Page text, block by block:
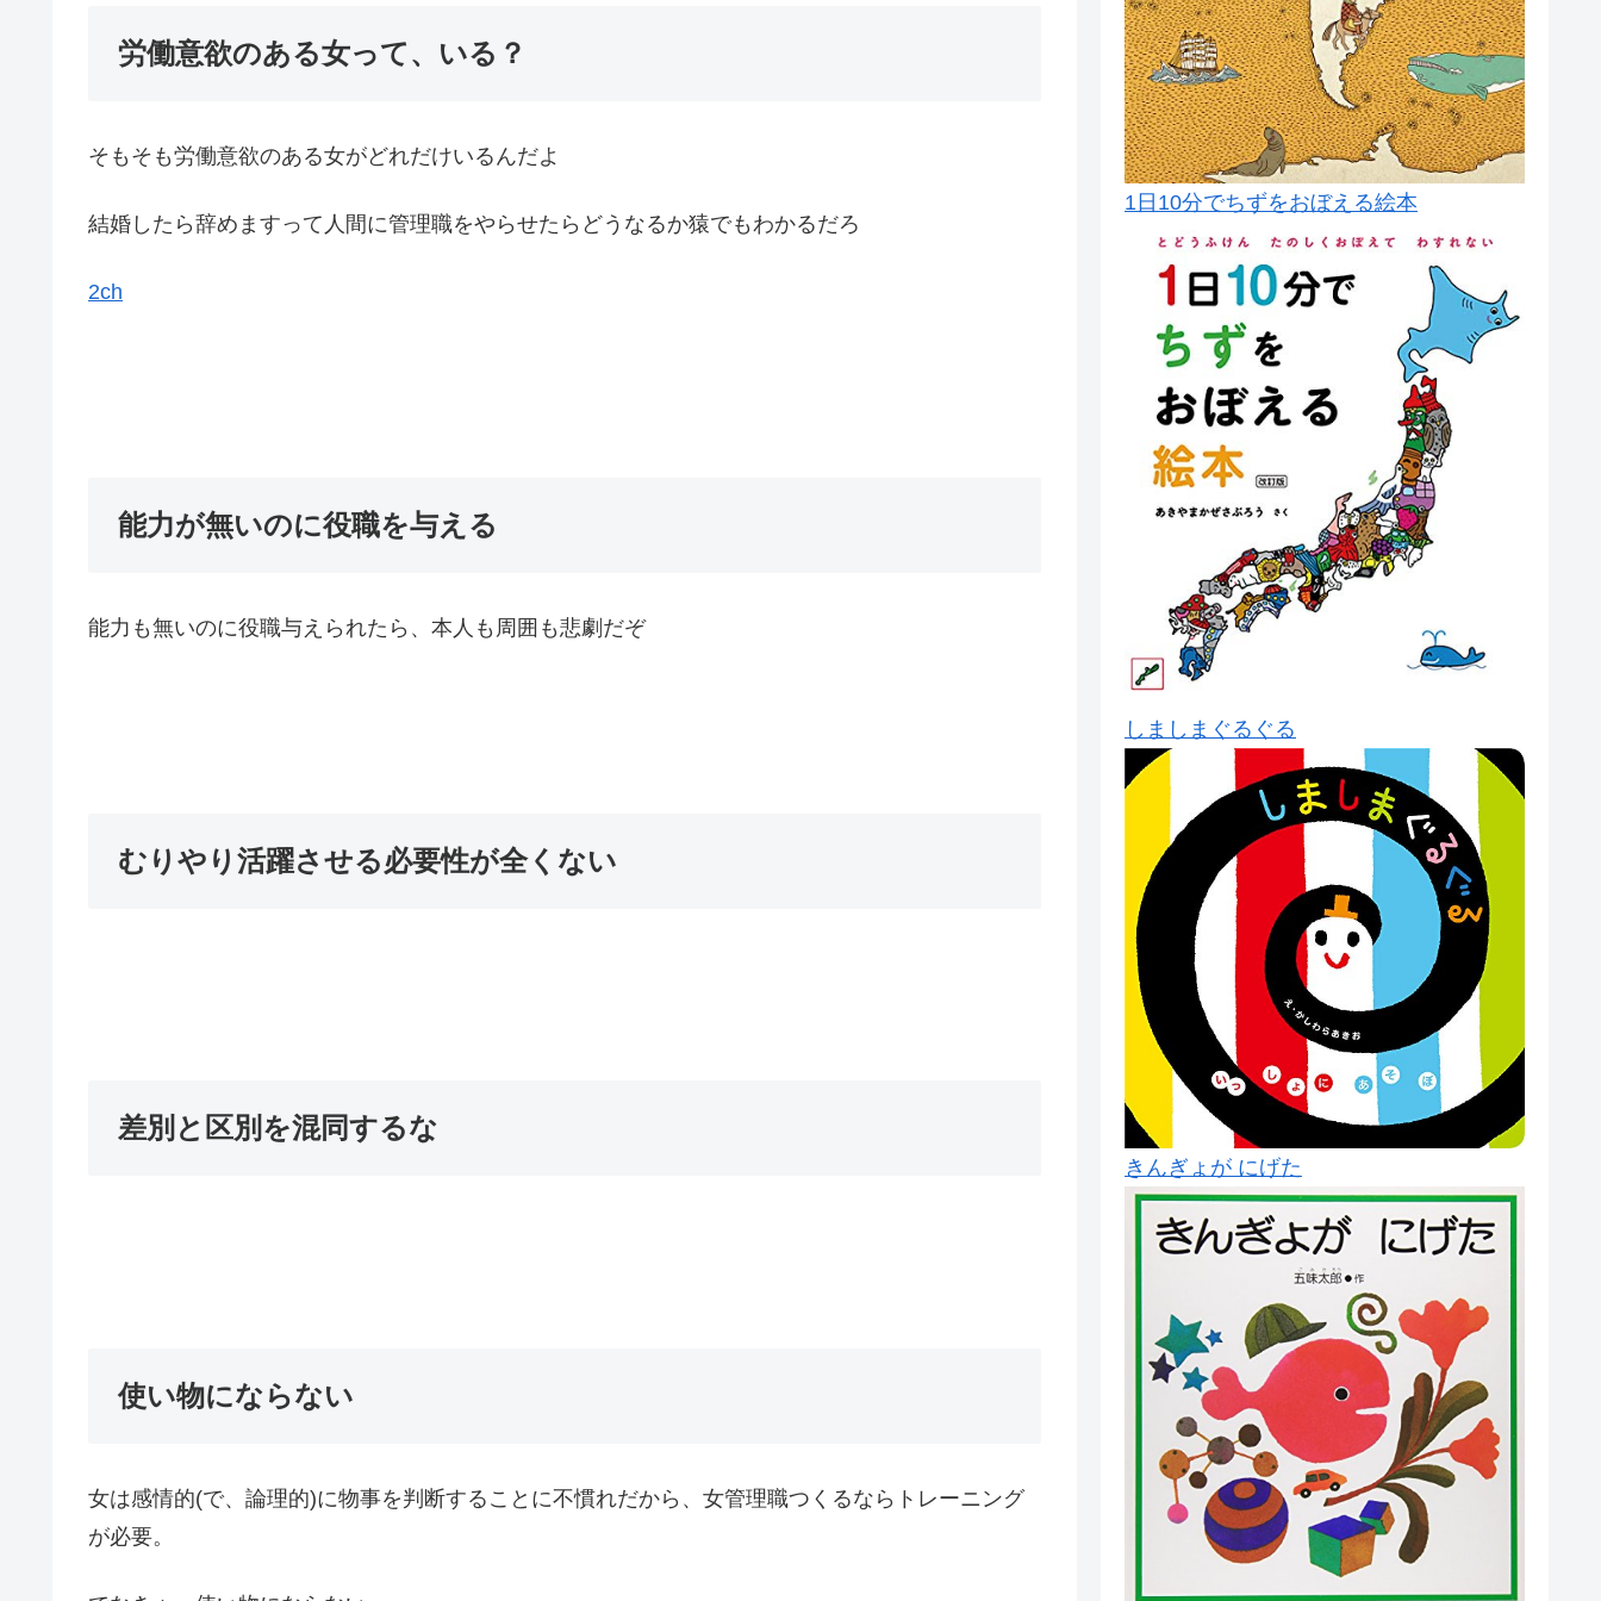
労働意欲のある女って、いる？
そもそも労働意欲のある女がどれだけいるんだよ
結婚したら辞めますって人間に管理職をやらせたらどうなるか猿でもわかるだろ
2ch
能力が無いのに役職を与える
能力も無いのに役職与えられたら、本人も周囲も悲劇だぞ
むりやり活躍させる必要性が全くない
差別と区別を混同するな
使い物にならない
女は感情的(で、論理的)に物事を判断することに不慣れだから、女管理職つくるならトレーニング
が必要。
1日10分でちずをおぼえる絵本
しましまぐるぐる
きんぎょが にげた